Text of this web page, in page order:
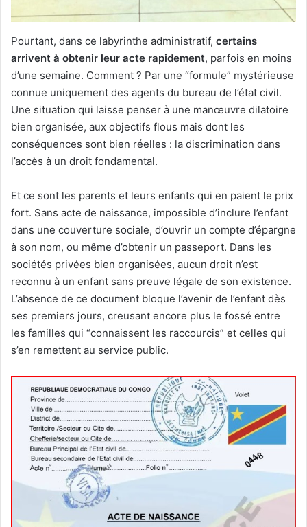
Pourtant, dans ce labyrinthe administratif, certains
arrivent à obtenir leur acte rapidement, parfois en moins
d’une semaine. Comment ? Par une “formule” mystérieuse
connue uniquement des agents du bureau de l’état civil.
Une situation qui laisse penser à une manœuvre dilatoire
bien organisée, aux objectifs flous mais dont les
conséquences sont bien réelles : la discrimination dans
l’accès à un droit fondamental.
Et ce sont les parents et leurs enfants qui en paient le prix
fort. Sans acte de naissance, impossible d’inclure l’enfant
dans une couverture sociale, d’ouvrir un compte d’épargne
à son nom, ou même d’obtenir un passeport. Dans les
sociétés privées bien organisées, aucun droit n’est
reconnu à un enfant sans preuve légale de son existence.
L’absence de ce document bloque l’avenir de l’enfant dès
ses premiers jours, creusant encore plus le fossé entre
les familles qui “connaissent les raccourcis” et celles qui
s’en remettent au service public.